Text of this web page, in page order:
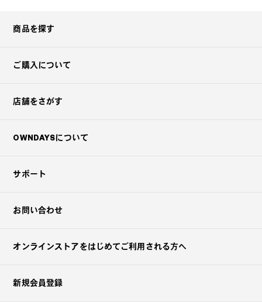
商品を探す
ご購入について
店舗をさがす
OWNDAYSについて
サポート
お問い合わせ
オンラインストアをはじめてご利用される方へ
新規会員登録